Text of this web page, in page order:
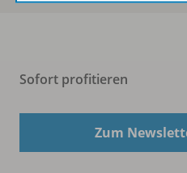
Sofort profitieren
Zum